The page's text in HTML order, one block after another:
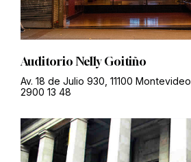
Auditorio Nelly Goitiño
Av. 18 de Julio 930, 11100 Montevideo
2900 13 48